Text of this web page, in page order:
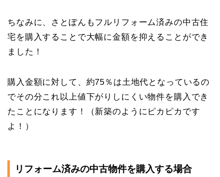
ちなみに、さとぽんもフルリフォーム済みの中古住
宅を購入することで大幅に金額を抑えることができ
ました！
購入金額に対して、約75％は土地代となっているの
でその分これ以上値下がりしにくい物件を購入でき
たことになります！（新築のようにピカピカです
よ！）
リフォーム済みの中古物件を購入する場合